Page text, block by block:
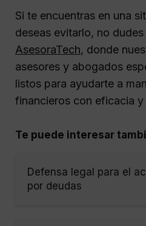
Si te encuentras en una
deseas evitarlo, no
AsesoraTech, donde
asesores y abogados
listos para ayudarte a
financieros con eficacia
Te puede interesar
Defensa legal para el
por deudas